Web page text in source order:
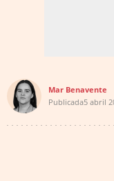
Mar Benavente
Publicada5 abril